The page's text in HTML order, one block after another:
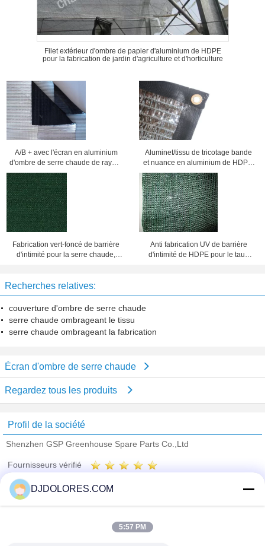
Filet extérieur d'ombre de papier d'aluminium de HDPE
pour la fabrication de jardin d'agriculture et d'horticulture
A/B + avec l'écran en aluminium
d'ombre de serre chaude de rayure
de B avec le rapport élevé
d'ombrage
Aluminet/tissu de tricotage bande
et nuance en aluminium de HDPE,
fabrication d'ombrage de serre
chaude
Fabrication vert-foncé de barrière
d'intimité pour la serre chaude,
Anti fabrication UV de barrière
d'intimité de HDPE pour le taux
Recherches relatives:
couverture d'ombre de serre chaude
serre chaude ombrageant le tissu
serre chaude ombrageant la fabrication
Écran d'ombre de serre chaude
Regardez tous les produits
Profil de la société
Shenzhen GSP Greenhouse Spare Parts Co.,Ltd
Fournisseurs vérifié
Trust Seal
DJDOLORES.COM
5:57 PM